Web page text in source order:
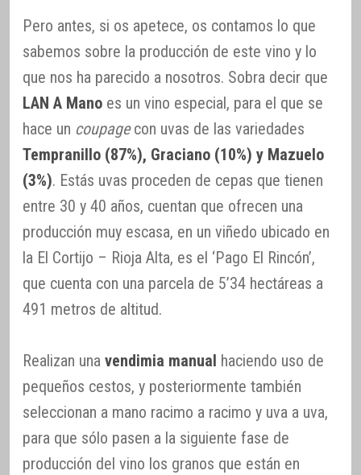
Pero antes, si os apetece, os contamos lo que
sabemos sobre la producción de este vino y lo
que nos ha parecido a nosotros. Sobra decir que
LAN A Mano es un vino especial, para el que se
hace un coupagecon uvas de las variedades
Tempranillo (87%), Graciano (10%) y Mazuelo
(3%). Estás uvas proceden de cepas que tienen
entre 30 y 40 años, cuentan que ofrecen una
producción muy escasa, en un viñedo ubicado en
la El Cortijo – Rioja Alta, es el ‘Pago El Rincón’,
que cuenta con una parcela de 5’34 hectáreas a
491 metros de altitud.
Realizan una vendimia manual haciendo uso de
pequeños cestos, y posteriormente también
seleccionan a mano racimo a racimo y uva a uva,
para que sólo pasen a la siguiente fase de
producción del vino los granos que están en